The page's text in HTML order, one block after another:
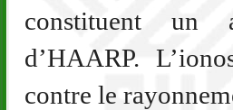
constituent un
d’HAARP.
contre le